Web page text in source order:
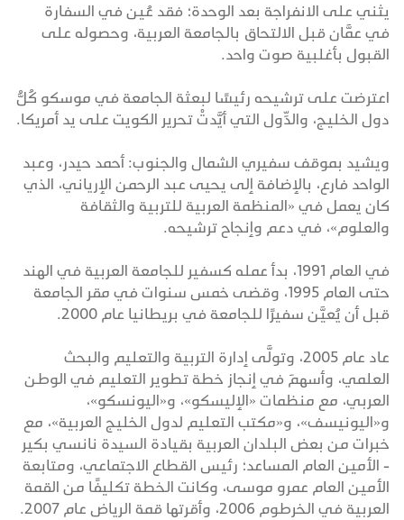
يثني على الانفراجة بعد الوحدة؛ فقد عُين في السفارة
في عمَّان قبل الالتحاق بالجامعة العربية، وحصوله على
القبول بأغلبية صوت واحد.
اعترضت على ترشيحه رئيسًا لبعثة الجامعة في موسكو كُلُّ
دول الخليج، والدِّول التي أيَّدتْ تحرير الكويت على يد أمريكا.
ويشيد بموقف سفيري الشمال والجنوب: أحمد حيدر، وعبد
الواحد فارع، بالإضافة إلى يحيى عبد الرحمن الإرياني، الذي
كان يعمل في «المنظمة العربية للتربية والثقافة
والعلوم»، في دعم وإنجاح ترشيحه.
في العام 1991، بدأ عمله كسفير للجامعة العربية في الهند
حتى العام 1995، وقضى خمس سنوات في مقر الجامعة
قبل أن يُعيَّن سفيرًا للجامعة في بريطانيا عام 2000.
عاد عام 2005، وتولَّى إدارة التربية والتعليم والبحث
العلمي، وأسهمَ في إنجاز خطة تطوير التعليم في الوطن
العربي، مع منظمات «الإليسكو»، و«اليونسكو»،
و«اليونيسف»، و«مكتب التعليم لدول الخليج العربية»، مع
خبرات من بعض البلدان العربية بقيادة السيدة نانسي بكير
- الأمين العام المساعد؛ رئيس القطاع الاجتماعي، ومتابعة
الأمين العام عمرو موسى، وكانت الخطة تكليفًا من القمة
العربية في الخرطوم 2006، وأقرتها قمة الرياض عام 2007.